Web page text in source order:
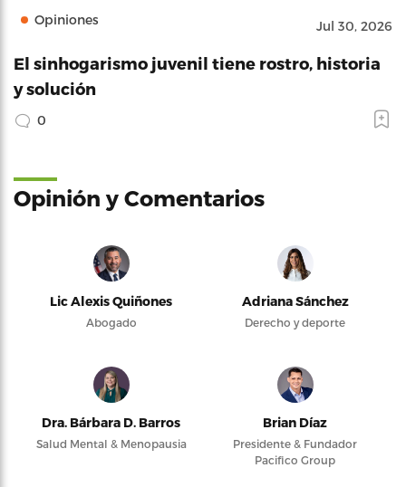
Opiniones Jul 30, 2026
El sinhogarismo juvenil tiene rostro, historia
y solución
0
Opinión y Comentarios
Lic Alexis Quiñones
Abogado
Adriana Sánchez
Derecho y deporte
Dra. Bárbara D. Barros
Salud Mental & Menopausia
Brian Díaz
Presidente & Fundador
Pacifico Group